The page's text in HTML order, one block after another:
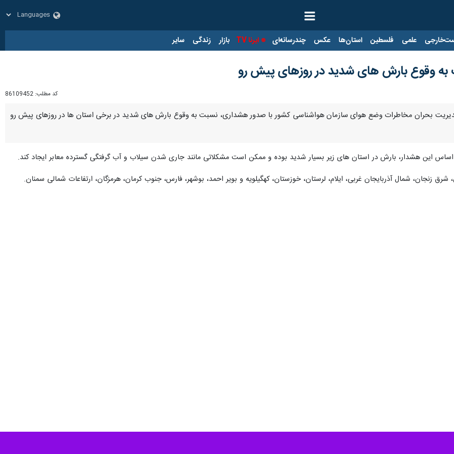
علمی فلسطین استان‌ها عکس چندرسانه‌ای ایرنا TV بازار زندگی سایر
وقوع بارش های شدید در روزهای پیش رو
کد مطلب: 86109452
بحران مخاطرات وضع هوای سازمان هواشناسی کشور با صدور هشداری، نسبت به وقوع بارش های شدید در برخی استان ها در روزهای پیش رو
این هشدار، بارش در استان های زیر بسیار شدید بوده و ممکن است مشکلاتی مانند جاری شدن سیلاب و آب گرفتگی گسترده معابر ایجاد کند.
شرق زنجان، شمال آذربایجان غربی، ایلام، لرستان، خوزستان، کهگیلویه و بویر احمد، بوشهر، فارس، جنوب کرمان، هرمزگان، ارتفاعات شمالی سمنان.